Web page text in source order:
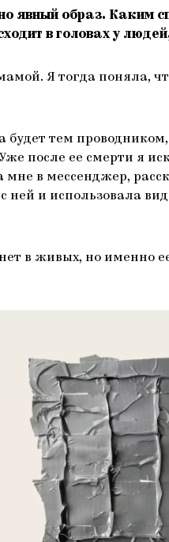
явный образ. Каким
в головах у
Я тогда поняла,
будет тем
после ее смерти я
в мессенджер,
ней и использовала
в живых, но именно